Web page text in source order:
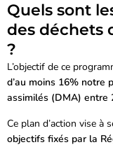
Quels sont
des déchets
?
L’objectif de ce
d’au moins 16% notre
assimilés (DMA) entre
Ce plan d’action vise à
objectifs fixés par la